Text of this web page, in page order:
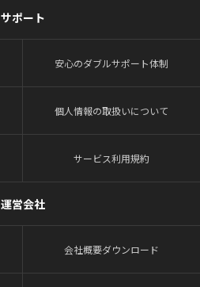
サポート
安心のダブルサポート体制
個人情報の取扱いについて
サービス利用規約
運営会社
会社概要ダウンロード